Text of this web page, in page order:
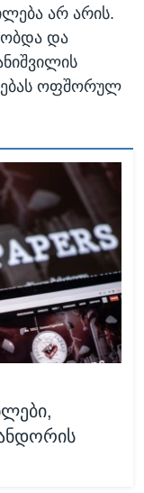
არ არის.
და
ოფშორულ